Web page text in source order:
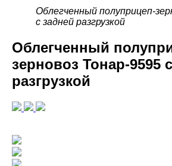
Облегченный полуприцеп-
с задней разгрузкой
Облегченный
зерновоз Тонар-9595
разгрузкой